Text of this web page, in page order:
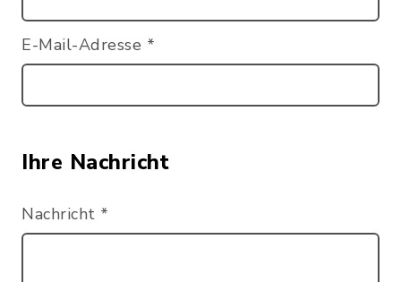
E-Mail-Adresse *
Ihre Nachricht
Nachricht *